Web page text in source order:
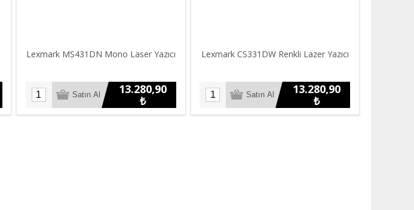
Lexmark MS431DN Mono Laser Yazıcı
13.280,90
₺
Lexmark CS331DW Renkli Lazer Yazıcı
13.280,90
₺